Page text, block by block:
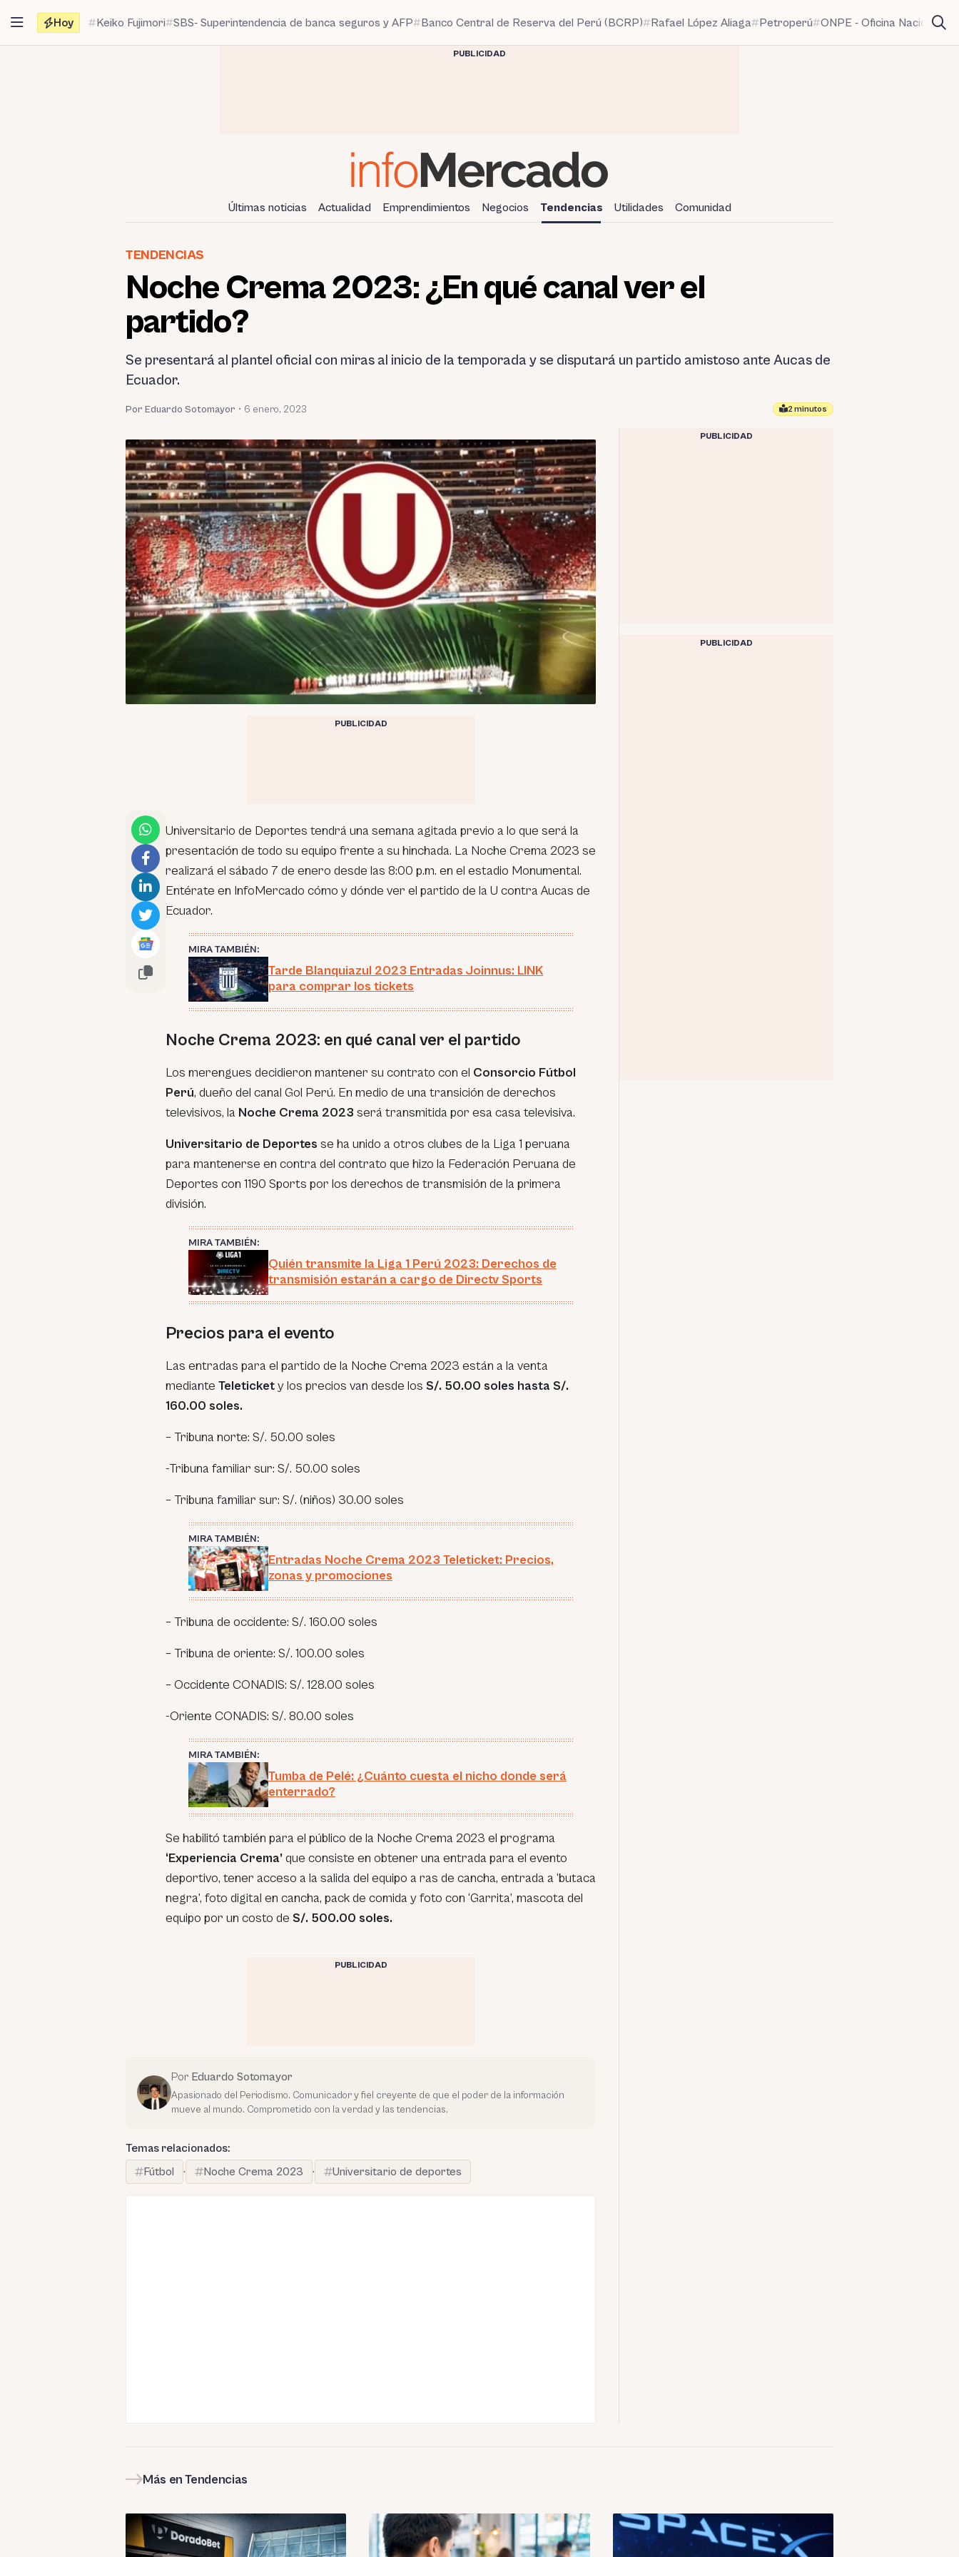
contenido
Hoy Keiko Fujimori SBS- Superintendencia de banca seguros y AFP Banco Central de Reserva del Perú (BCRP) Rafael López Aliaga Petroperú ONPE - Oficina Nacional
PUBLICIDAD
Últimas noticias Actualidad Emprendimientos Negocios Tendencias Utilidades Comunidad
TENDENCIAS
Noche Crema 2023: ¿En qué canal ver el
partido?
Se presentará al plantel oficial con miras al inicio de la temporada y se disputará un partido amistoso ante Aucas de
Ecuador.
Por Eduardo Sotomayor • 6 enero, 2023 2 minutos
PUBLICIDAD
Universitario de Deportes tendrá una semana agitada previo a lo que será la
presentación de todo su equipo frente a su hinchada. La Noche Crema 2023 se
realizará el sábado 7 de enero desde las 8:00 p.m. en el estadio Monumental.
Entérate en InfoMercado cómo y dónde ver el partido de la U contra Aucas de
Ecuador.
MIRA TAMBIÉN:
Tarde Blanquiazul 2023 Entradas Joinnus: LINK
para comprar los tickets
Noche Crema 2023: en qué canal ver el partido
Los merengues decidieron mantener su contrato con el Consorcio Fútbol
Perú, dueño del canal Gol Perú. En medio de una transición de derechos
televisivos, la Noche Crema 2023 será transmitida por esa casa televisiva.
Universitario de Deportes se ha unido a otros clubes de la Liga 1 peruana
para mantenerse en contra del contrato que hizo la Federación Peruana de
Deportes con 1190 Sports por los derechos de transmisión de la primera
división.
MIRA TAMBIÉN:
Quién transmite la Liga 1 Perú 2023: Derechos de
transmisión estarán a cargo de Directv Sports
Precios para el evento
Las entradas para el partido de la Noche Crema 2023 están a la venta
mediante Teletickety los precios van desde los S/. 50.00 soles hasta S/.
160.00 soles.
– Tribuna norte: S/. 50.00 soles
-Tribuna familiar sur: S/. 50.00 soles
– Tribuna familiar sur: S/. (niños) 30.00 soles
MIRA TAMBIÉN:
Entradas Noche Crema 2023 Teleticket: Precios,
zonas y promociones
– Tribuna de occidente: S/. 160.00 soles
– Tribuna de oriente: S/. 100.00 soles
– Occidente CONADIS: S/. 128.00 soles
-Oriente CONADIS: S/. 80.00 soles
MIRA TAMBIÉN:
Tumba de Pelé: ¿Cuánto cuesta el nicho donde será
enterrado?
Se habilitó también para el público de la Noche Crema 2023 el programa
‘Experiencia Crema’ que consiste en obtener una entrada para el evento
deportivo, tener acceso a la salida del equipo a ras de cancha, entrada a ‘butaca
negra’, foto digital en cancha, pack de comida y foto con ‘Garrita’, mascota del
equipo por un costo de S/. 500.00 soles.
PUBLICIDAD
Por Eduardo Sotomayor
Apasionado del Periodismo. Comunicador y fiel creyente de que el poder de la información
mueve al mundo. Comprometido con la verdad y las tendencias.
Temas relacionados:
Fútbol
· Noche Crema 2023 · Universitario de deportes
PUBLICIDAD
PUBLICIDAD
Más en Tendencias